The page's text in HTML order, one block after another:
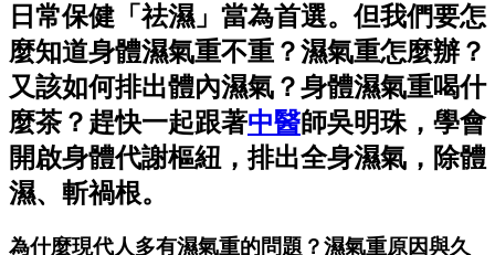
日常保健「祛濕」當為首選。但我們要怎
麼知道身體濕氣重不重？濕氣重怎麼辦？
又該如何排出體內濕氣？身體濕氣重喝什
麼茶？趕快一起跟著中醫師吳明珠，學會
開啟身體代謝樞紐，排出全身濕氣，除體
濕、斬禍根。
為什麼現代人多有濕氣重的問題？濕氣重原因與久